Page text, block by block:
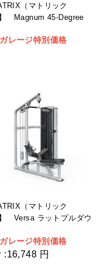
（マトリック
Magnum 45-Degree
レージ特別価格
（マトリック
Versa ラットプルダウ
ーテッドロー
レージ特別価格
:16,748 円